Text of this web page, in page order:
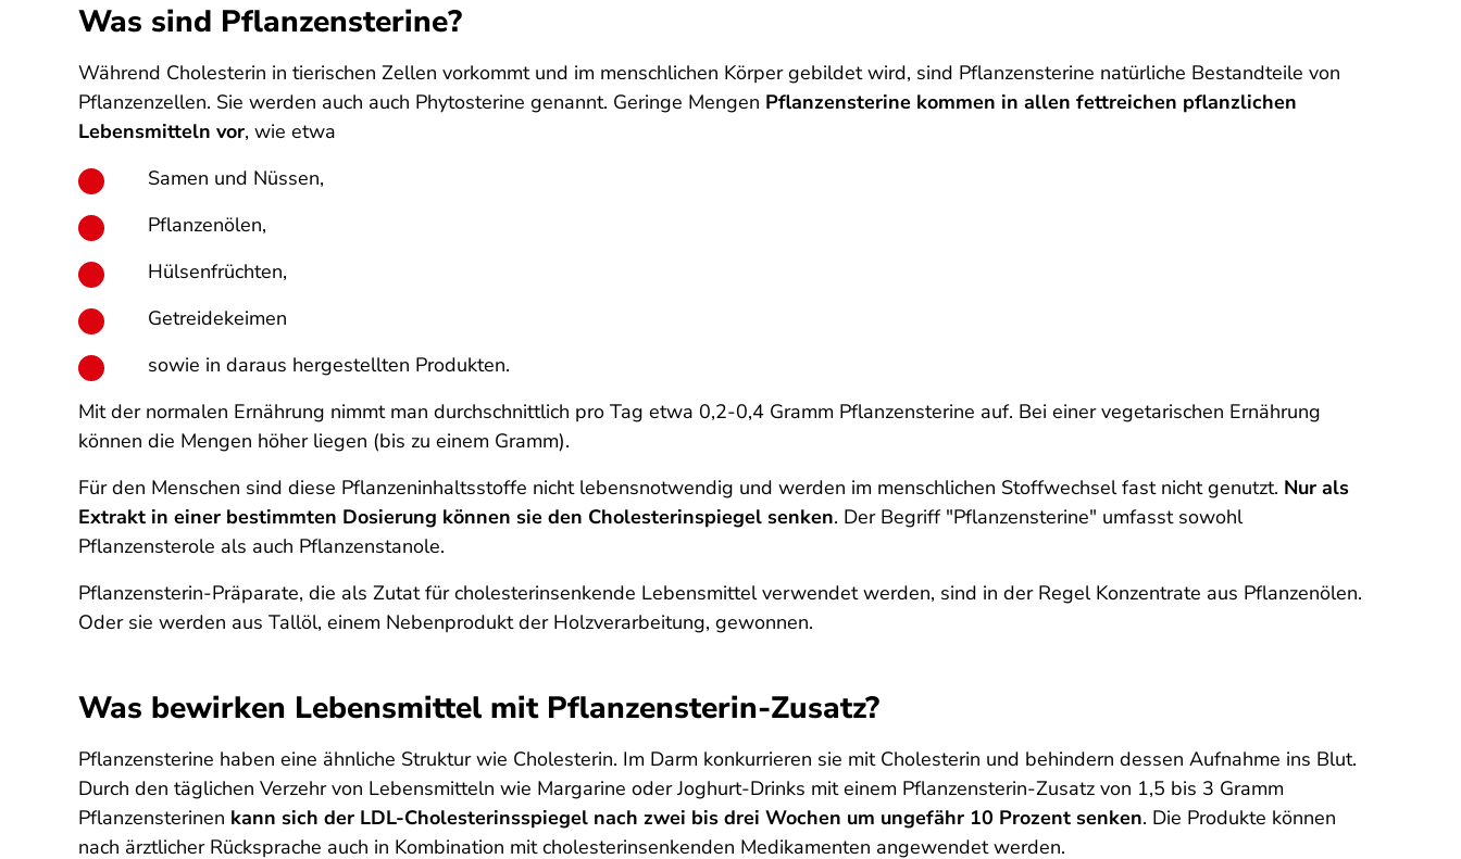
Was sind Pflanzensterine?
Während Cholesterin in tierischen Zellen vorkommt und im menschlichen Körper gebildet wird, sind Pflanzensterine natürliche Bestandteile von
Pflanzenzellen. Sie werden auch auch Phytosterine genannt. Geringe Mengen Pflanzensterine kommen in allen fettreichen pflanzlichen
Lebensmitteln vor, wie etwa
Samen und Nüssen,
Pflanzenölen,
Hülsenfrüchten,
Getreidekeimen
sowie in daraus hergestellten Produkten.
Mit der normalen Ernährung nimmt man durchschnittlich pro Tag etwa 0,2-0,4 Gramm Pflanzensterine auf. Bei einer vegetarischen Ernährung
können die Mengen höher liegen (bis zu einem Gramm).
Für den Menschen sind diese Pflanzeninhaltsstoffe nicht lebensnotwendig und werden im menschlichen Stoffwechsel fast nicht genutzt. Nur als
Extrakt in einer bestimmten Dosierung können sie den Cholesterinspiegel senken. Der Begriff "Pflanzensterine" umfasst sowohl
Pflanzensterole als auch Pflanzenstanole.
Pflanzensterin-Präparate, die als Zutat für cholesterinsenkende Lebensmittel verwendet werden, sind in der Regel Konzentrate aus Pflanzenölen.
Oder sie werden aus Tallöl, einem Nebenprodukt der Holzverarbeitung, gewonnen.
Was bewirken Lebensmittel mit Pflanzensterin-Zusatz?
Pflanzensterine haben eine ähnliche Struktur wie Cholesterin. Im Darm konkurrieren sie mit Cholesterin und behindern dessen Aufnahme ins Blut.
Durch den täglichen Verzehr von Lebensmitteln wie Margarine oder Joghurt-Drinks mit einem Pflanzensterin-Zusatz von 1,5 bis 3 Gramm
Pflanzensterinen kann sich der LDL-Cholesterinsspiegel nach zwei bis drei Wochen um ungefähr 10 Prozent senken. Die Produkte können
nach ärztlicher Rücksprache auch in Kombination mit cholesterinsenkenden Medikamenten angewendet werden.